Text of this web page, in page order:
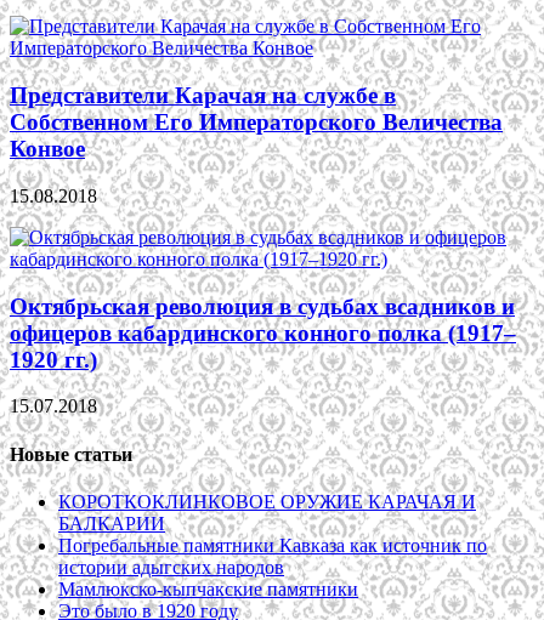
Представители Карачая на службе в
Собственном Его Императорского Величества
Конвое
15.08.2018
Октябрьская революция в судьбах всадников и
офицеров кабардинского конного полка (1917–
1920 гг.)
15.07.2018
Новые статьи
КОРОТКОКЛИНКОВОЕ ОРУЖИЕ КАРАЧАЯ И
БАЛКАРИИ
Погребальные памятники Кавказа как источник по
истории адыгских народов
Мамлюкско-кыпчакские памятники
Это было в 1920 году